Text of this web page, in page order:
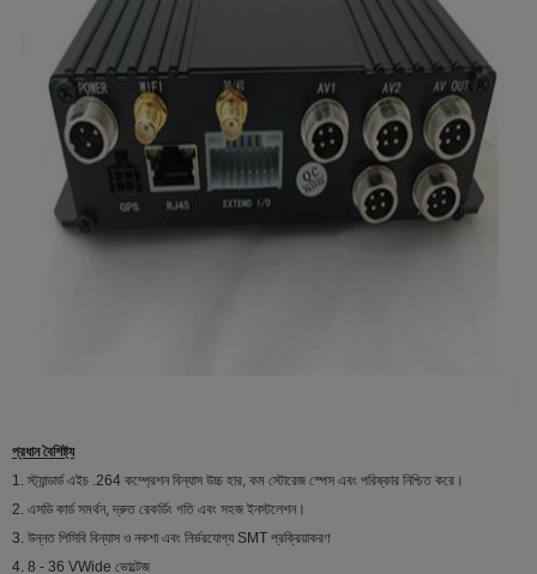
প্রধান বৈশিষ্ট্য
1. স্ট্যান্ডার্ড এইচ .264 কম্প্রেশন বিন্যাস উচ্চ হার, কম স্টোরেজ স্পেস এবং পরিষ্কার নিশ্চিত করে।
2. এসডি কার্ড সমর্থন, দ্রুত রেকর্ডিং গতি এবং সহজ ইনস্টলেশন।
3. উন্নত পিসিবি বিন্যাস ও নকশা এবং নির্ভরযোগ্য SMT প্রক্রিয়াকরণ
4. 8 - 36 VWide ভোল্টেজ